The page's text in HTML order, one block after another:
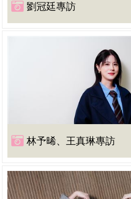
劉冠廷專訪
林予晞、王真琳專訪